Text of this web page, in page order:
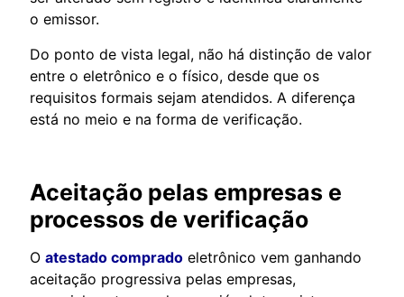
o emissor.
Do ponto de vista legal, não há distinção de valor
entre o eletrônico e o físico, desde que os
requisitos formais sejam atendidos. A diferença
está no meio e na forma de verificação.
Aceitação pelas empresas e
processos de verificação
O atestado comprado eletrônico vem ganhando
aceitação progressiva pelas empresas,